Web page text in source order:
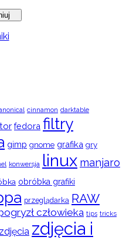
cinnamon darktable
fedora filtry
gimp gnome grafika gry
konwersja linux manjaro
obróbka grafiki
przeglądarka RAW
człowieka tips tricks
zdjęcia zdjęcia i